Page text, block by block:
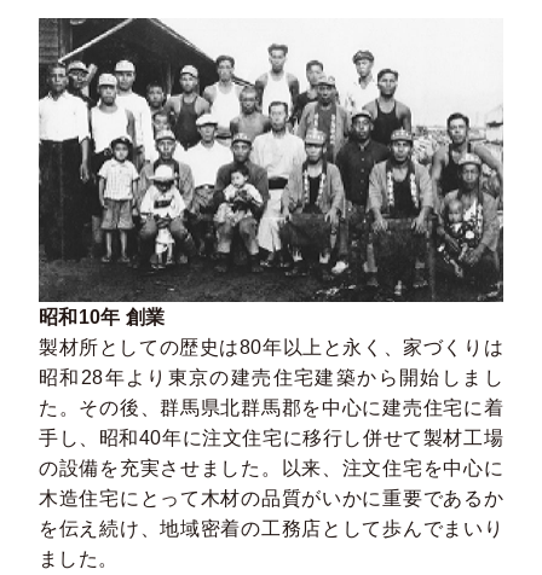
昭和10年 創業
製材所としての歴史は80年以上と永く、家づくりは
昭和28年より東京の建売住宅建築から開始しまし
た。その後、群馬県北群馬郡を中心に建売住宅に着
手し、昭和40年に注文住宅に移行し併せて製材工場
の設備を充実させました。以来、注文住宅を中心に
木造住宅にとって木材の品質がいかに重要であるか
を伝え続け、地域密着の工務店として歩んでまいり
ました。